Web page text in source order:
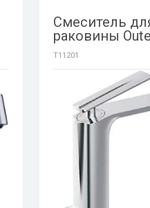
Смеситель
раковины
T11201